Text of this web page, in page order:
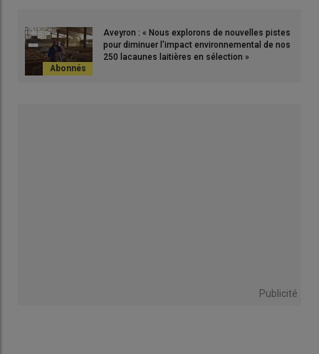
Aveyron : « Nous explorons de nouvelles pistes
pour diminuer l'impact environnemental de nos
250 lacaunes laitières en sélection »
Publicité